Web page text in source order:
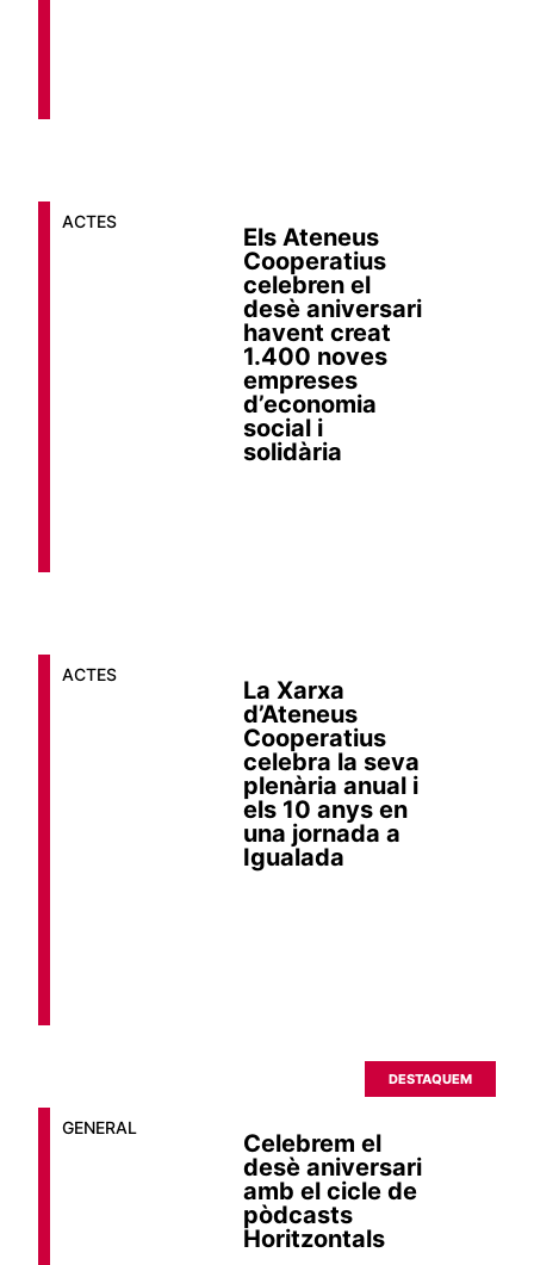
ACTES
Els Ateneus
Cooperatius
celebren el
desè aniversari
havent creat
1.400 noves
empreses
d’economia
social i
solidària
ACTES
La Xarxa
d’Ateneus
Cooperatius
celebra la seva
plenària anual i
els 10 anys en
una jornada a
Igualada
DESTAQUEM
GENERAL
Celebrem el
desè aniversari
amb el cicle de
pòdcasts
Horitzontals